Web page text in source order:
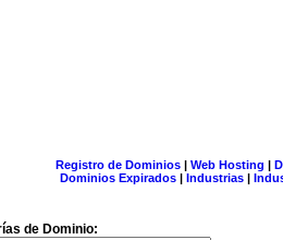
Registro de Dominios| Web Hosting |
Dominios Expirados | Industrias |
de Dominio: